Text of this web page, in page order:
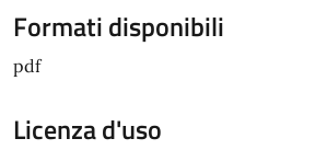
Formati disponibili
pdf
Licenza d'uso